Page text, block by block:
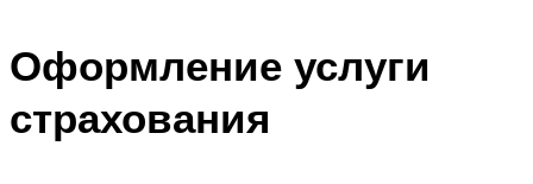
Оформление услуги
страхования